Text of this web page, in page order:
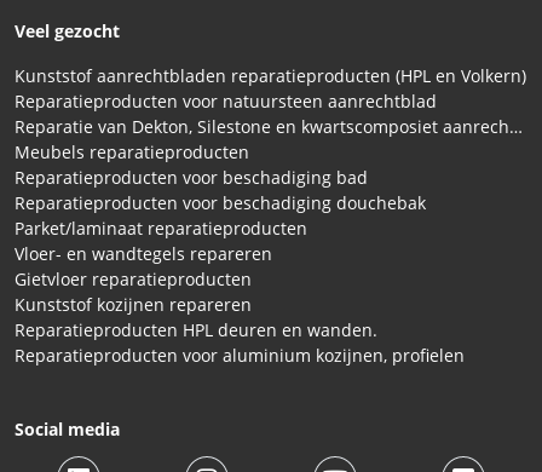
Veel gezocht
Kunststof aanrechtbladen reparatieproducten (HPL en Volkern)
Reparatieproducten voor natuursteen aanrechtblad
Reparatie van Dekton, Silestone en kwartscomposiet aanrechtbladen
Meubels reparatieproducten
Reparatieproducten voor beschadiging bad
Reparatieproducten voor beschadiging douchebak
Parket/laminaat reparatieproducten
Vloer- en wandtegels repareren
Gietvloer reparatieproducten
Kunststof kozijnen repareren
Reparatieproducten HPL deuren en wanden.
Reparatieproducten voor aluminium kozijnen, profielen
Social media